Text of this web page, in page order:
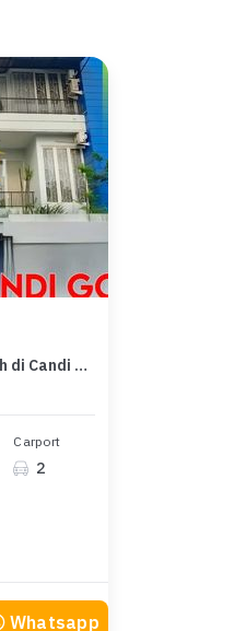
For Sale rumah Mewah di Candi Golf, Semarang - LT 280m²
Carport
2
Whatsapp